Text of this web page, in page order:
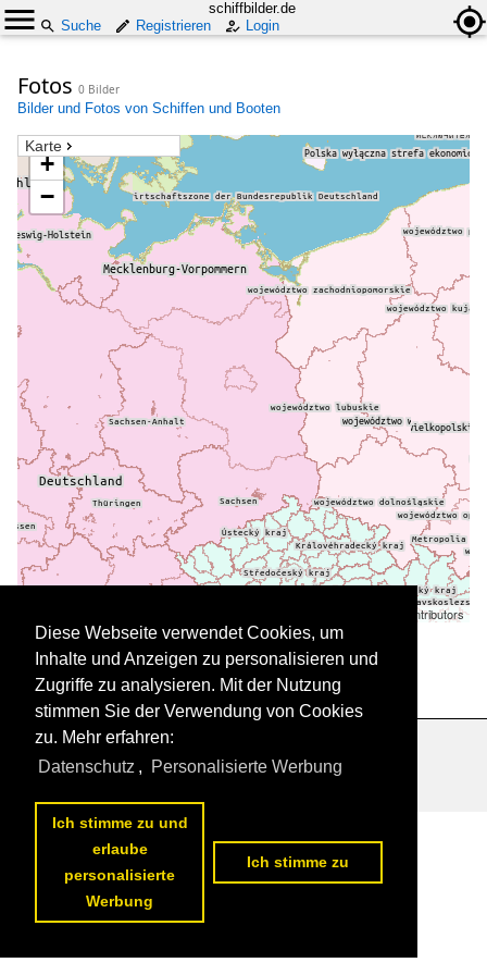
schiffbilder.de
Suche
Registrieren Login
Fotos 0 Bilder
Bilder und Fotos von Schiffen und Booten
Karte
+
−
contributors
Daten werden geladen
Datenschutzerklärung |Impressum| Kontakt
Diese Webseite verwendet Cookies, um
Inhalte und Anzeigen zu personalisieren und
Zugriffe zu analysieren. Mit der Nutzung
stimmen Sie der Verwendung von Cookies
zu. Mehr erfahren:
Datenschutz , Personalisierte Werbung
Ich stimme zu und
erlaube
personalisierte
Werbung
Ich stimme zu